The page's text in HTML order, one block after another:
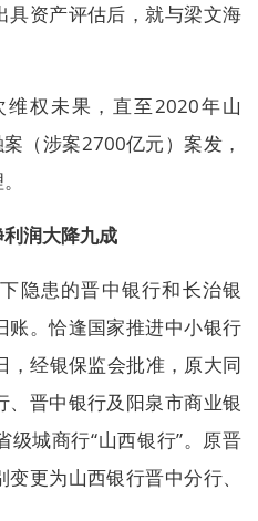
具资产评估后，就与梁文海
权未果，直至2020年山
（涉案2700亿元）案发，
润大降九成
隐患的晋中银行和长治银
账。恰逢国家推进中小银行
经银保监会批准，原大同
晋中银行及阳泉市商业银
城商行“山西银行”。原晋
更为山西银行晋中分行、